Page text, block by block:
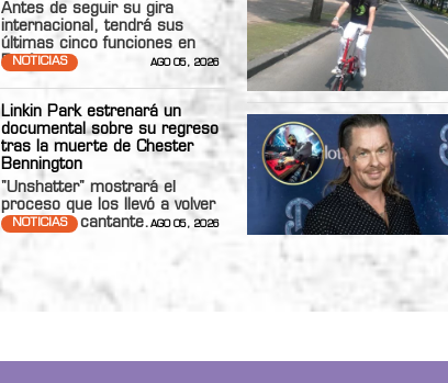
Antes de seguir su gira
internacional, tendrá sus
últimas cinco funciones en
Bs.As.
NOTICIAS AGO 05, 2026
Linkin Park estrenará un
documental sobre su regreso
tras la muerte de Chester
Bennington
"Unshatter" mostrará el
proceso que los llevó a volver
con nueva cantante.
NOTICIAS AGO 05, 2026